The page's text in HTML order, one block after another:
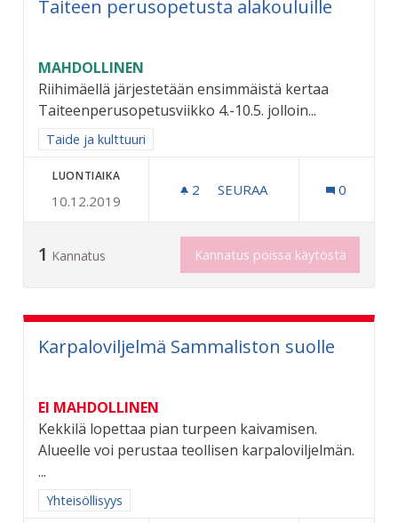
Taiteen perusopetusta alakouluille
MAHDOLLINEN
Riihimäellä järjestetään ensimmäistä kertaa
Taiteenperusopetusviikko 4.-10.5. jolloin...
Rajaa tulokset aihepiirin mukaan: Taide ja kulttuuri
Taide ja kulttuuri
LUONTIAIKA
10.12.2019
2 2 SEURAAJAA
SEURAA 0
1 Kannatus Kannatus poissa käytöstä
Karpaloviljelmä Sammaliston suolle
EI MAHDOLLINEN
Kekkilä lopettaa pian turpeen kaivamisen.
Alueelle voi perustaa teollisen karpaloviljelmän.
...
Rajaa tulokset aihepiirin mukaan: Yhteisöllisyys
Yhteisöllisyys